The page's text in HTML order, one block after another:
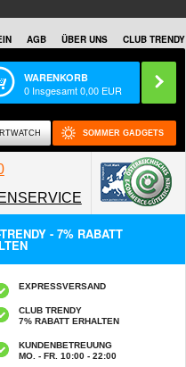
AGB ÜBER UNS CLUB TRENDY
WARENKORB
0 Insgesamt0,00 EUR
SOMMER GADGETS
- 7% RABATT
EXPRESSVERSAND
CLUB TRENDY
7% RABATT ERHALTEN
KUNDENBETREUUNG
MO. - FR. 10:00 - 22:00